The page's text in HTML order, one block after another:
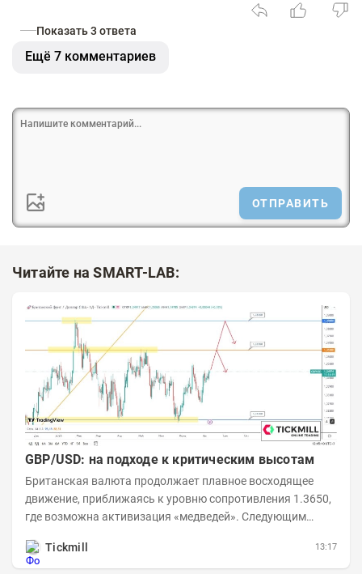
Показать 3 ответа
Ещё 7 комментариев
ОТПРАВИТЬ
Читайте на SMART-LAB:
GBP/USD: на подходе к критическим высотам
Британская валюта продолжает плавное восходящее
движение, приближаясь к уровню сопротивления 1.3650,
где возможна активизация «медведей». Следующим
Tickmill
13:17